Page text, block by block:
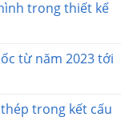
trong thiết kế
từ năm 2023 tới
trong kết cấu